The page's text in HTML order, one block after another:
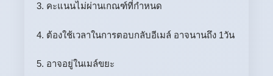
3. คะแนนไม่ผ่านเกณฑ์ที่กำหนด
4. ต้องใช้เวลาในการตอบกลับอีเมล์ อาจนานถึง 1วัน
5. อาจอยู่ในเมล์ขยะ